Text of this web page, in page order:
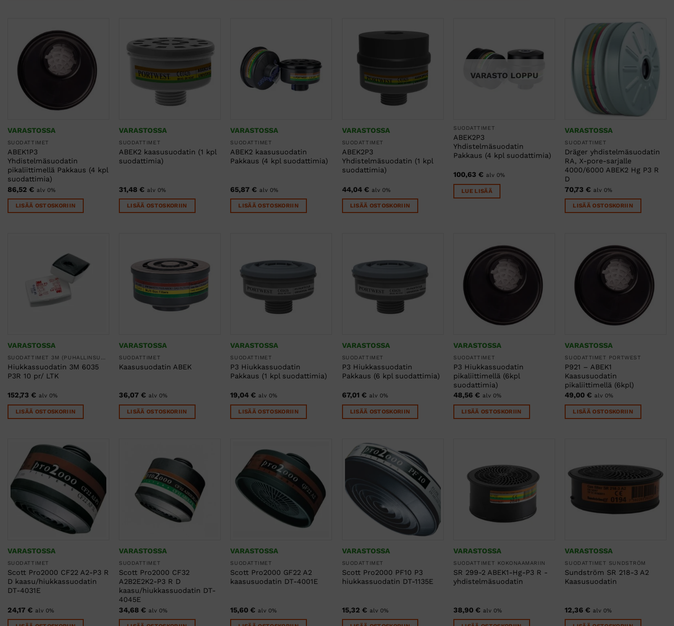
VARASTOSSA
SUODATTIMET
ABEK1P3
Yhdistelmäsuodatin
pikaliittimellä Pakkaus (4 kpl
suodattimia)
86,52 € alv 0%
LISÄÄ OSTOSKORIIN
VARASTOSSA
SUODATTIMET
ABEK2 kaasusuodatin (1 kpl
suodattimia)
31,48€ alv 0%
LISÄÄ OSTOSKORIIN
VARASTOSSA
SUODATTIMET
ABEK2 kaasusuodatin
Pakkaus (4 kpl suodattimia)
65,87€ alv 0%
LISÄÄ OSTOSKORIIN
VARASTOSSA
SUODATTIMET
ABEK2P3
Yhdistelmäsuodatin (1 kpl
suodattimia)
44,04 € alv 0%
LISÄÄ OSTOSKORIIN
VARASTO LOPPU
SUODATTIMET
ABEK2P3
Yhdistelmäsuodatin
Pakkaus (4 kpl suodattimia)
100,63€ alv 0%
LUE LISÄÄ
VARASTOSSA
SUODATTIMET
Dräger yhdistelmäsuodatin
RA, X-pore-sarjalle
4000/6000 ABEK2 Hg P3 R
D
70,73€ alv 0%
LISÄÄ OSTOSKORIIN
VARASTOSSA
SUODATTIMET 3M (PUHALLINSUOJAIMET, KOKONAAMARIT JA PUOLINAAMARIT)
Hiukkassuodatin 3M 6035
P3R 10 pr/ LTK
152,73 € alv 0%
LISÄÄ OSTOSKORIIN
VARASTOSSA
SUODATTIMET
Kaasusuodatin ABEK
36,07€ alv 0%
LISÄÄ OSTOSKORIIN
VARASTOSSA
SUODATTIMET
P3 Hiukkassuodatin
Pakkaus (1 kpl suodattimia)
19,04€ alv 0%
LISÄÄ OSTOSKORIIN
VARASTOSSA
SUODATTIMET
P3 Hiukkassuodatin
Pakkaus (6 kpl suodattimia)
67,01 € alv 0%
LISÄÄ OSTOSKORIIN
VARASTOSSA
SUODATTIMET
P3 Hiukkassuodatin
pikaliittimellä (6kpl
suodattimia)
48,56€ alv 0%
LISÄÄ OSTOSKORIIN
VARASTOSSA
SUODATTIMET PORTWEST
P921 – ABEK1
Kaasusuodatin
pikaliittimellä (6kpl)
49,00€ alv 0%
LISÄÄ OSTOSKORIIN
VARASTOSSA
SUODATTIMET
Scott Pro2000 CF22 A2-P3 R
D kaasu/hiukkassuodatin
DT-4031E
24,17 € alv 0%
VARASTOSSA
SUODATTIMET
Scott Pro2000 CF32
A2B2E2K2-P3 R D
kaasu/hiukkassuodatin DT-
4045E
34,68€ alv 0%
VARASTOSSA
SUODATTIMET
Scott Pro2000 GF22 A2
kaasusuodatin DT-4001E
15,60€ alv 0%
VARASTOSSA
SUODATTIMET
Scott Pro2000 PF10 P3
hiukkassuodatin DT-1135E
15,32 € alv 0%
VARASTOSSA
SUODATTIMET KOKONAAMARIIN
SR 299-2 ABEK1-Hg-P3 R -
yhdistelmäsuodatin
38,90€ alv 0%
VARASTOSSA
SUODATTIMET SUNDSTRÖM
Sundström SR 218-3 A2
Kaasusuodatin
12,36€ alv 0%